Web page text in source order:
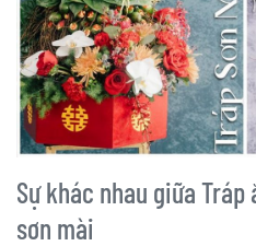
Sự khác nhau giữa Tráp
sơn mài